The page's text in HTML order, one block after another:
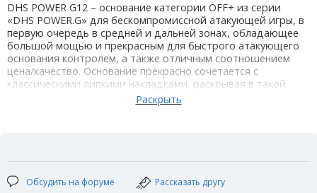
DHS POWER G12 – основание категории OFF+ из серии
«DHS POWER.G» для бескомпромиссной атакующей игры, в
первую очередь в средней и дальней зонах, обладающее
большой мощью и прекрасным для быстрого атакующего
основания контролем, а также отличным соотношением
цена/качество. Основание прекрасно сочетается с
классическими липкими накладками, раскрывая в такой
комбинации весь свой потенциал. Ориентированно на
мощную атакующую игру, как вращениями, так и плоскими
Кол-во слоев: 5+2(Fiberglass-Carbon)
Толщина лопасти: 5,8мм
Размер лопасти: 158 х 150мм
Обсудить на форуме Рассказать другу